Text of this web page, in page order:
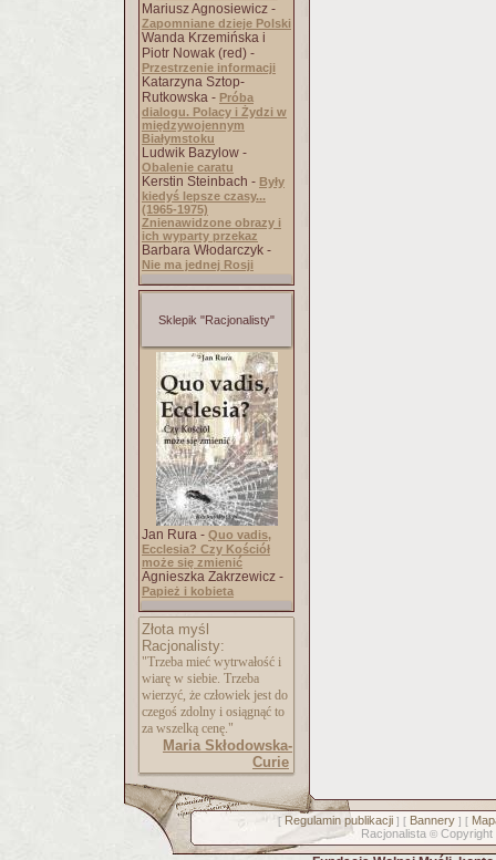
Mariusz Agnosiewicz -
Zapomniane dzieje Polski
Wanda Krzemińska i
Piotr Nowak (red) -
Przestrzenie informacji
Katarzyna Sztop-
Rutkowska - Próba
dialogu. Polacy i Żydzi w
międzywojennym
Białymstoku
Ludwik Bazylow -
Obalenie caratu
Kerstin Steinbach - Były
kiedyś lepsze czasy...
(1965-1975)
Znienawidzone obrazy i
ich wyparty przekaz
Barbara Włodarczyk -
Nie ma jednej Rosji
Sklepik "Racjonalisty"
Jan Rura - Quo vadis,
Ecclesia? Czy Kościół
może się zmienić
Agnieszka Zakrzewicz -
Papież i kobieta
Złota myśl
Racjonalisty:
"Trzeba mieć wytrwałość i
wiarę w siebie. Trzeba
wierzyć, że człowiek jest do
czegoś zdolny i osiągnąć to
za wszelką cenę."
Maria Skłodowska-
Curie
[ Regulamin publikacji] [ Bannery] [
Racjonalista © Copyright